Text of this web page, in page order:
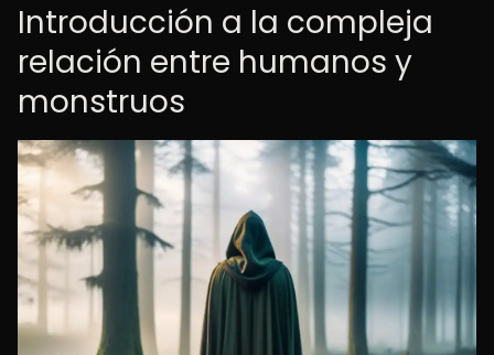
Introducción a la compleja
relación entre humanos y
monstruos